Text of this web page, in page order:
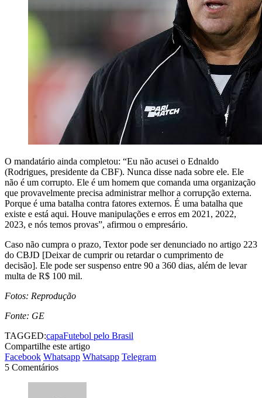
O mandatário ainda completou: “Eu não acusei o Ednaldo
(Rodrigues, presidente da CBF). Nunca disse nada sobre ele. Ele
não é um corrupto. Ele é um homem que comanda uma organização
que provavelmente precisa administrar melhor a corrupção externa.
Porque é uma batalha contra fatores externos. É uma batalha que
existe e está aqui. Houve manipulações e erros em 2021, 2022,
2023, e nós temos provas”, afirmou o empresário.
Caso não cumpra o prazo, Textor pode ser denunciado no artigo 223
do CBJD [Deixar de cumprir ou retardar o cumprimento de
decisão]. Ele pode ser suspenso entre 90 a 360 dias, além de levar
multa de R$ 100 mil.
Fotos: Reprodução
Fonte: GE
TAGGED:capaFutebol pelo Brasil
Compartilhe este artigo
Facebook Whatsapp Whatsapp Telegram
5 Comentários